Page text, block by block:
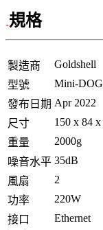
規格
製造商
Goldshell
型號
Mini-
發布日期 Apr 2022
尺寸
150 x 84
重量
2000g
噪音水平 35dB
風扇
2
功率
220W
接口
Ethernet